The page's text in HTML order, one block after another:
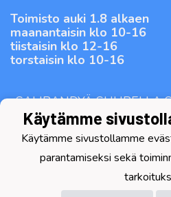
Toimisto auki 1.8 alkaen
maanantaisin klo 10-16
tiistaisin klo 12-16
torstaisin klo 10-16
-SALIBANDYÄ SUURELLA
Käytämme
Käytämme sivustollamme
parantamiseksi sekä